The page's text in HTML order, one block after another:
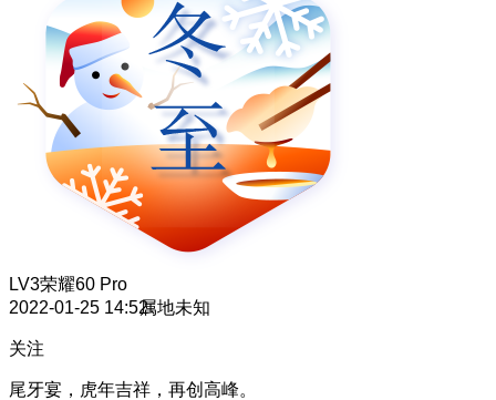
LV3荣耀60 Pro
2022-01-25 14:52属地未知
关注
尾牙宴，虎年吉祥，再创高峰。